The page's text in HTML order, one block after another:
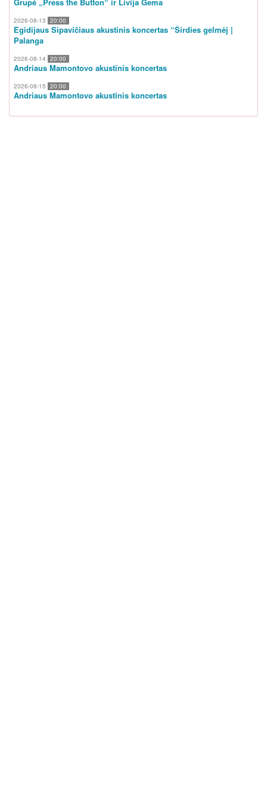
2026-08-13 20:00
Egidijaus Sipavičiaus akustinis koncertas “Širdies gelmėj |
Palanga
2026-08-14 20:00
Andriaus Mamontovo akustinis koncertas
2026-08-15 20:00
Andriaus Mamontovo akustinis koncertas